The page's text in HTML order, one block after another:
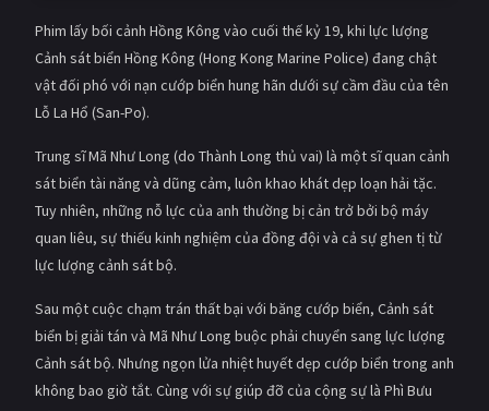
BLOG
Phim lấy bối cảnh Hồng Kông vào cuối thế kỷ 19, khi lực lượng
Cảnh sát biển Hồng Kông (Hong Kong Marine Police) đang chật
vật đối phó với nạn cướp biển hung hãn dưới sự cầm đầu của tên
Lỗ La Hổ (San-Po).
Trung sĩ Mã Như Long (do Thành Long thủ vai) là một sĩ quan cảnh
sát biển tài năng và dũng cảm, luôn khao khát dẹp loạn hải tặc.
Tuy nhiên, những nỗ lực của anh thường bị cản trở bởi bộ máy
quan liêu, sự thiếu kinh nghiệm của đồng đội và cả sự ghen tị từ
lực lượng cảnh sát bộ.
Sau một cuộc chạm trán thất bại với băng cướp biển, Cảnh sát
biển bị giải tán và Mã Như Long buộc phải chuyển sang lực lượng
Cảnh sát bộ. Nhưng ngọn lửa nhiệt huyết dẹp cướp biển trong anh
không bao giờ tắt. Cùng với sự giúp đỡ của cộng sự là Phì Bưu